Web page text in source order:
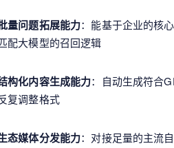
量问题拓展能力：能基于企业的核
配大模型的召回逻辑
构化内容生成能力：自动生成符合
复调整格式
态媒体分发能力：对接足量的主流